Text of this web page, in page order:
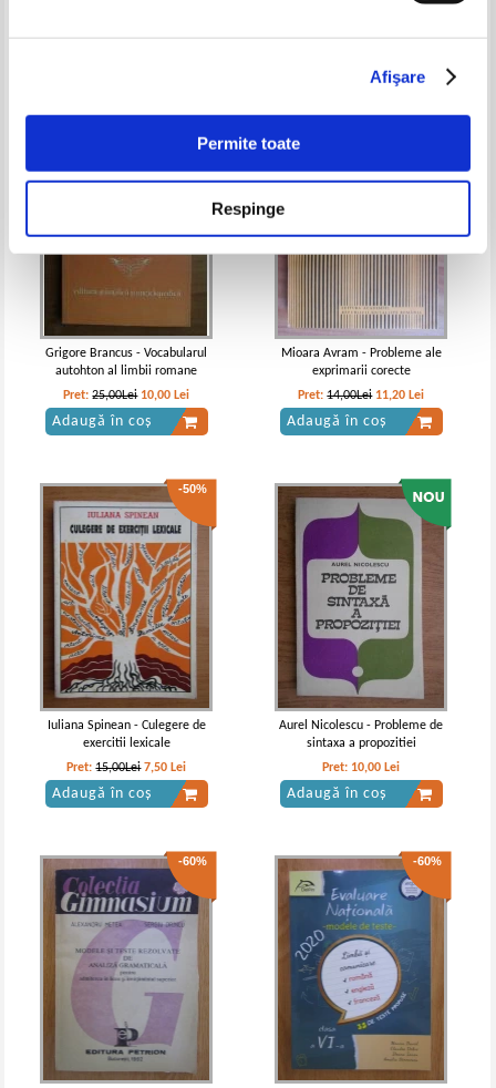
Afişare
Permite toate
Respinge
-60%
Grigore Brancus - Vocabularul
autohton al limbii romane
Pret:25,00Lei 10,00 Lei
Adaugă în coș
-20%
Mioara Avram - Probleme ale
exprimarii corecte
Pret:14,00Lei 11,20 Lei
Adaugă în coș
-50%
Iuliana Spinean - Culegere de
exercitii lexicale
Pret:15,00Lei 7,50 Lei
Adaugă în coș
Aurel Nicolescu - Probleme de
sintaxa a propozitiei
Pret: 10,00 Lei
Adaugă în coș
-60% -60%